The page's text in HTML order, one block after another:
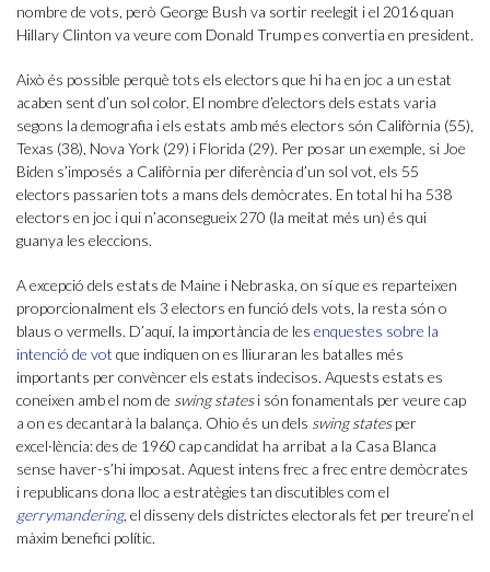
nombre de vots, però George Bush va sortir reelegit i el 2016 quan
Hillary Clinton va veure com Donald Trump es convertia en president.
Això és possible perquè tots els electors que hi ha en joc a un estat
acaben sent d’un sol color. El nombre d’electors dels estats varia
segons la demografia i els estats amb més electors són Califòrnia (55),
Texas (38), Nova York (29) i Florida (29). Per posar un exemple, si Joe
Biden s’imposés a Califòrnia per diferència d’un sol vot, els 55
electors passarien tots a mans dels demòcrates. En total hi ha 538
electors en joc i qui n’aconsegueix 270 (la meitat més un) és qui
guanya les eleccions.
A excepció dels estats de Maine i Nebraska, on sí que es reparteixen
proporcionalment els 3 electors en funció dels vots, la resta són o
blaus o vermells. D’aquí, la importància de les enquestes sobre la
intenció de vot que indiquen on es lliuraran les batalles més
importants per convèncer els estats indecisos. Aquests estats es
coneixen amb el nom de swing statesi són fonamentals per veure cap
a on es decantarà la balança. Ohio és un dels swing statesper
excel·lència: des de 1960 cap candidat ha arribat a la Casa Blanca
sense haver-s’hi imposat. Aquest intens frec a frec entre demòcrates
i republicans dona lloc a estratègies tan discutibles com el
gerrymandering, el disseny dels districtes electorals fet per treure’n el
màxim benefici polític.